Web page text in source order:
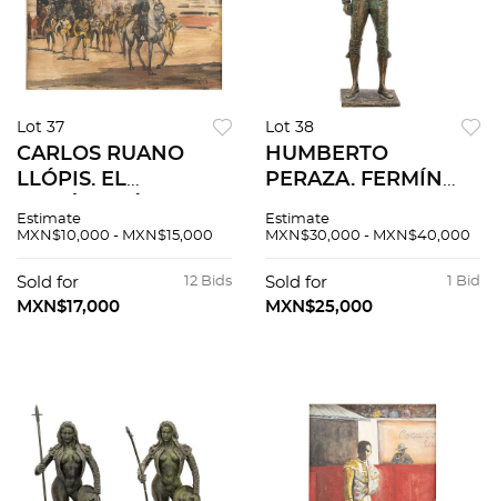
Lot 37
CARLOS RUANO
LLÓPIS. EL
sobre tela. Firmado
x 47 cm.
Estimate
MXN$10,000 - MXN$15,000
12 Bids
Sold for
MXN$17,000
Lot 38
HUMBERTO
PERAZA. FERMÍN
ESPINOSA.
patinado Firmada,
fechada y seriada:
Estimate
MXN$30,000 - MXN$40,000
1 Bid
Sold for
MXN$25,000